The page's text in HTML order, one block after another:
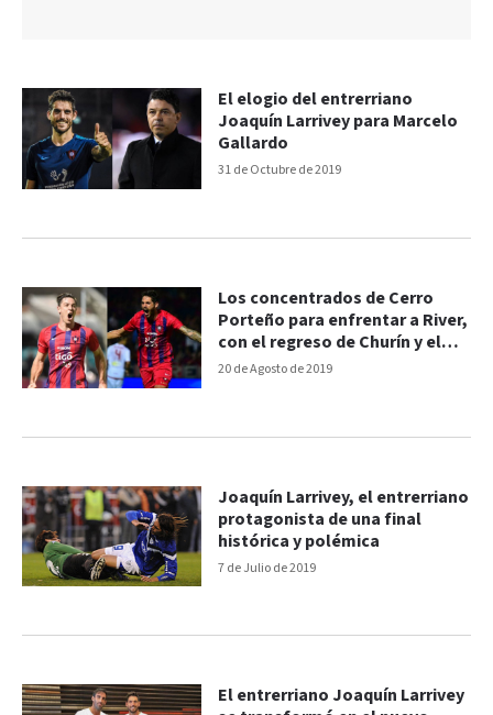
31 de Octubre de 2019
El elogio del entrerriano
Joaquín Larrivey para Marcelo
Gallardo
20 de Agosto de 2019
Los concentrados de Cerro
Porteño para enfrentar a River,
con el regreso de Churín y el
entrerriano Larrivey
7 de Julio de 2019
Joaquín Larrivey, el entrerriano
protagonista de una final
histórica y polémica
El entrerriano Joaquín Larrivey